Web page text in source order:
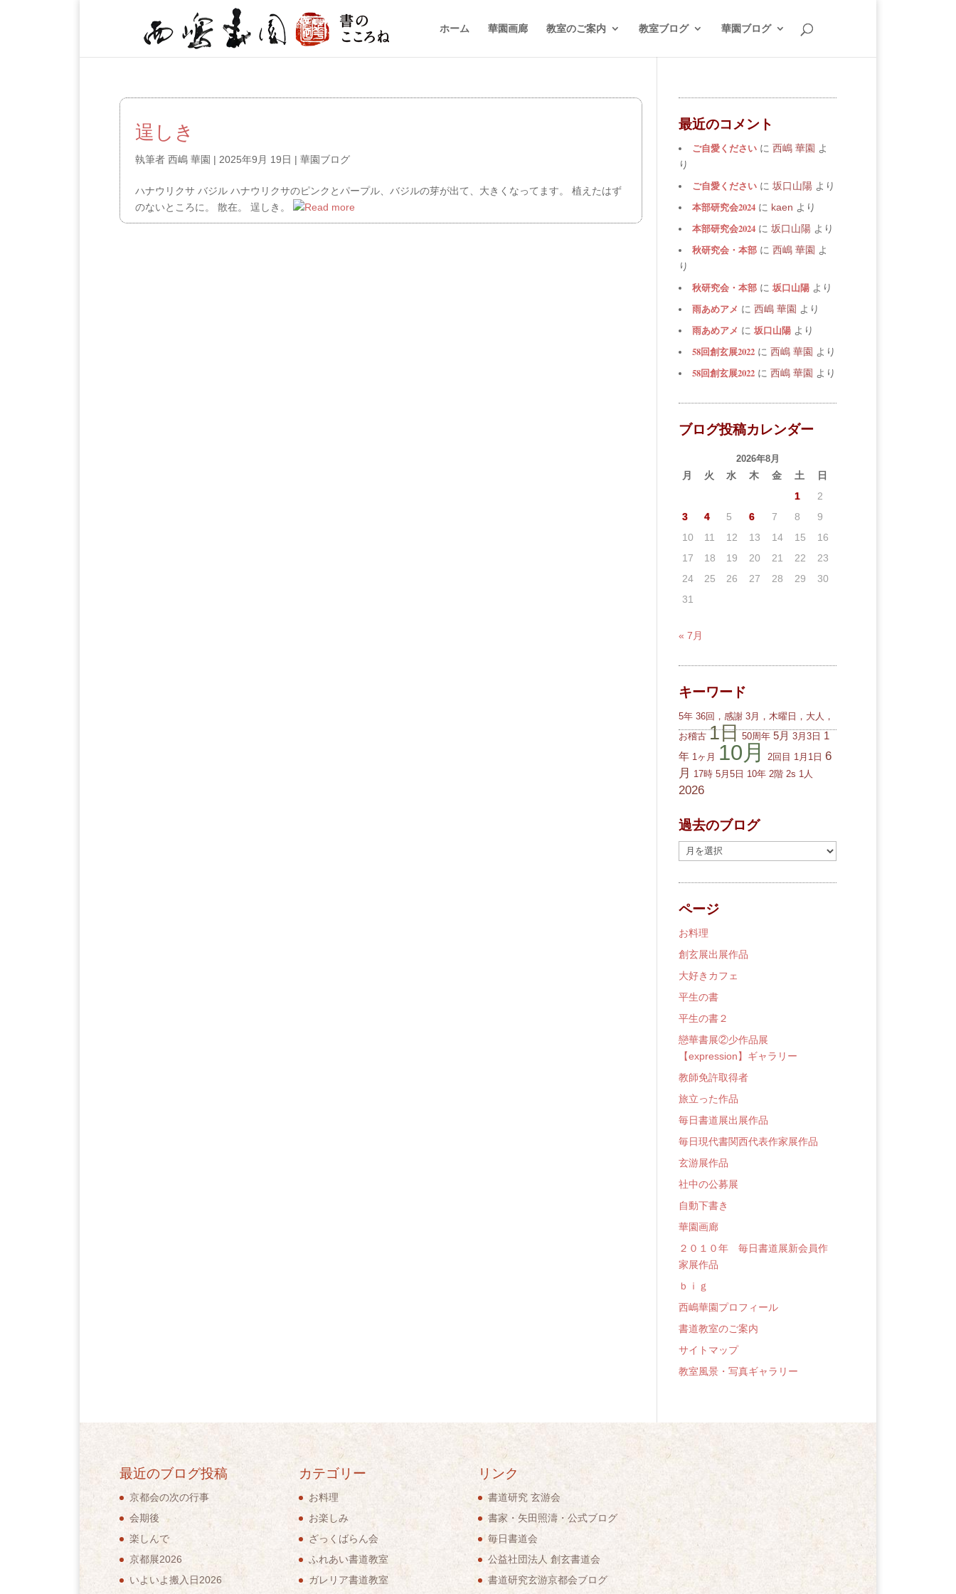
ホーム 華園画廊 教室のご案内 教室ブログ 華園ブログ
逞しき
執筆者 西嶋 華園 | 2025年9月 19日 | 華園ブログ
ハナウリクサ バジル ハナウリクサのピンクとパープル、バジルの芽が出て、大きくなってます。 植えたはず
のないところに。 散在。 逞しき。
最近のコメント
ご自愛ください に 西嶋 華園 よ
り
ご自愛ください に 坂口山陽 より
本部研究会2024 に kaen より
本部研究会2024 に 坂口山陽 より
秋研究会・本部 に 西嶋 華園 よ
り
秋研究会・本部 に 坂口山陽 より
雨あめアメ に 西嶋 華園 より
雨あめアメ に 坂口山陽 より
58回創玄展2022 に 西嶋 華園 より
58回創玄展2022 に 西嶋 華園 より
ブログ投稿カレンダー
2026年8月
月 火 水 木 金 土
日
1
2
3
4 5 6 7 8
9
10
11 12 13 14 15
16
17
18 19 20 21 22
23
24
25 26 27 28 29
30
31
« 7月
キーワード
5年 36回，感謝 3月，木曜日，大人，
お稽古 1日 50周年 5月 3月3日 1
年 1ヶ月 10月 2回目 1月1日 6
月
17時 5月5日 10年 2階 2s 1人
2026
過去のブログ
去
の
ロ
グ
ページ
お料理
創玄展出展作品
大好きカフェ
平生の書
平生の書２
戀華書展②少作品展
【expression】ギャラリー
教師免許取得者
旅立った作品
毎日書道展出展作品
毎日現代書関西代表作家展作品
玄游展作品
社中の公募展
自動下書き
華園画廊
２０１０年 毎日書道展新会員作
家展作品
ｂｉｇ
西嶋華園プロフィール
書道教室のご案内
サイトマップ
教室風景・写真ギャラリー
最近のブログ投稿
京都会の次の行事
会期後
楽しんで
京都展2026
いよいよ搬入日2026
カテゴリー
お料理
お楽しみ
ざっくばらん会
ふれあい書道教室
ガレリア書道教室
リンク
書道研究 玄游会
書家・矢田照濤・公式ブログ
毎日書道会
公益社団法人 創玄書道会
書道研究玄游京都会ブログ